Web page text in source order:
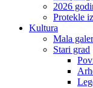
2026
Protekle
Kultura
Mala
Stari grad